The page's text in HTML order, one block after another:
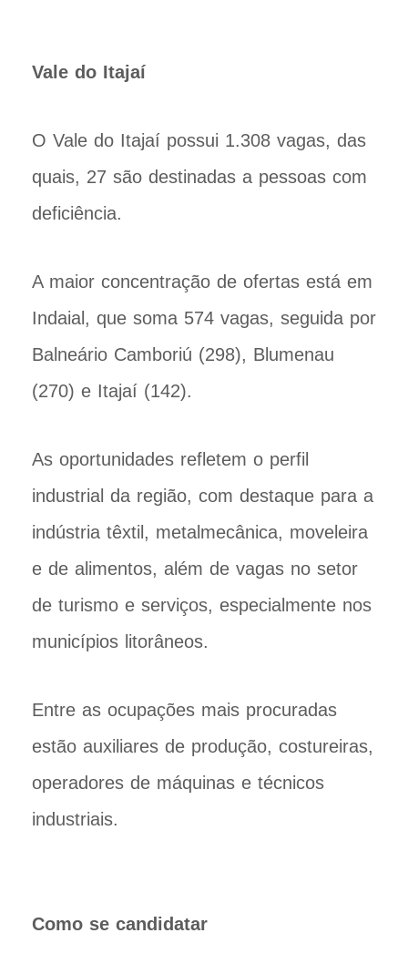
Vale do Itajaí
O Vale do Itajaí possui 1.308 vagas, das
quais, 27 são destinadas a pessoas com
deficiência.
A maior concentração de ofertas está em
Indaial, que soma 574 vagas, seguida por
Balneário Camboriú (298), Blumenau
(270) e Itajaí (142).
As oportunidades refletem o perfil
industrial da região, com destaque para a
indústria têxtil, metalmecânica, moveleira
e de alimentos, além de vagas no setor
de turismo e serviços, especialmente nos
municípios litorâneos.
Entre as ocupações mais procuradas
estão auxiliares de produção, costureiras,
operadores de máquinas e técnicos
industriais.
Como se candidatar